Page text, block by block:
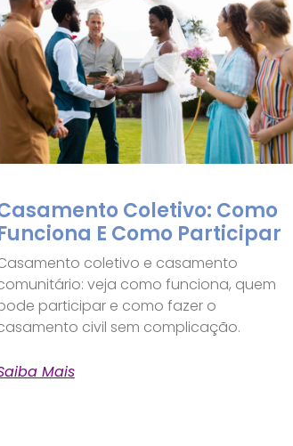
Coletivo: Como
E Como Participar
coletivo e casamento
veja como funciona, quem
participar e como fazer o
civil sem complicação.
Mais